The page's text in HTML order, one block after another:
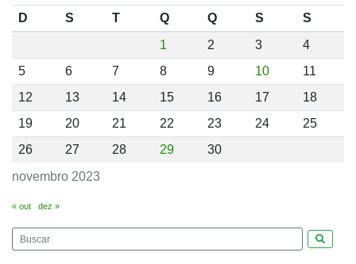
novembro 2023
D S T Q Q S
S
1
2 3
4
5
6 7 8 9 10
11
12
13 14 15 16 17
18
19
20 21 22 23 24
25
26
27 28 29 30
« out dez »